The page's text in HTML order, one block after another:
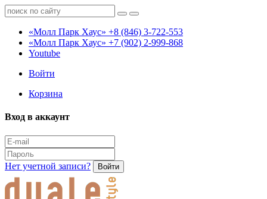
«Молл Парк Хаус» +8 (846) 3-722-553
«Молл Парк Хаус» +7 (902) 2-999-868
Youtube
Войти
Корзина
Вход в аккаунт
Нет учетной записи? Войти